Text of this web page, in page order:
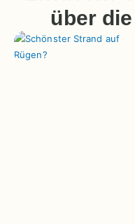
über